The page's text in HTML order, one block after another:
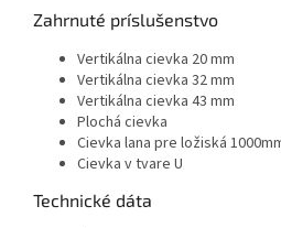
Zahrnuté príslušenstvo
Vertikálna cievka 20 mm
Vertikálna cievka 32 mm
Vertikálna cievka 43 mm
Plochá cievka
Cievka lana pre ložiská
Cievka v tvare U
Technické dáta